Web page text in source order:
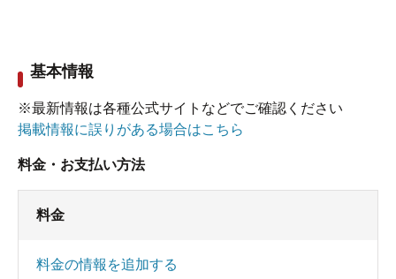
基本情報
※最新情報は各種公式サイトなどでご確認ください
掲載情報に誤りがある場合はこちら
料金・お支払い方法
料金
料金の情報を追加する